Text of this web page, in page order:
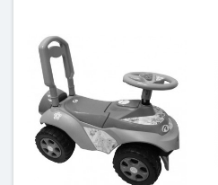
Возрастная группа
От 1 года
Материал
Плюш